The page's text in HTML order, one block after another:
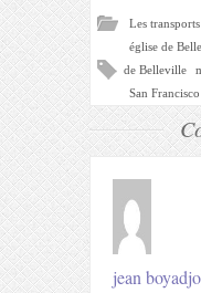
Les
église de
de Belleville
San Francisco
jean